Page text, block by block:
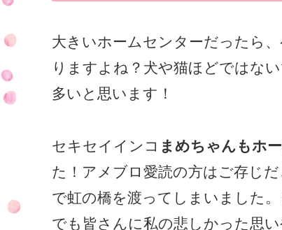
大きいホームセンターだったら
りますよね？犬や猫ほどではな
多いと思います！
セキセイインコ まめちゃんもホ
た！アメブロ愛読の方はご存じ
で虹の橋を渡ってしまいました
でも皆さんに私の悲しかった思